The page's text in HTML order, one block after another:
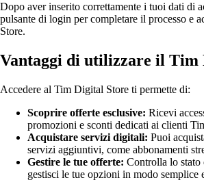
Dopo aver inserito correttamente i tuoi dati di
pulsante di login per completare il processo e
Store.
Vantaggi di utilizzare il Tim
Accedere al Tim Digital Store ti permette di:
Scoprire offerte esclusive: Ricevi
promozioni e sconti dedicati ai clienti
Acquistare servizi digitali: Puoi
servizi aggiuntivi, come abbonamenti
Gestire le tue offerte: Controlla lo stato
gestisci le tue opzioni in modo semplice